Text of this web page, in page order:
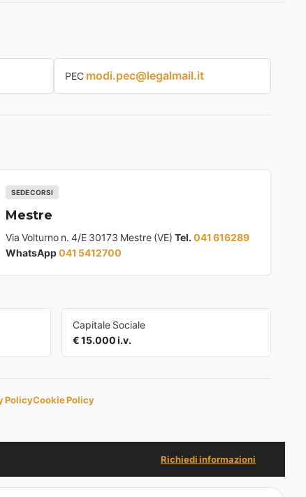
PEC modi.pec@legalmail.it
SEDE CORSI
Mestre
Via Volturno n. 4/E 30173 Mestre (VE) Tel. 041 616289
WhatsApp041 5412700
Capitale Sociale
€ 15.000 i.v.
PolicyCookie Policy
Richiedi informazioni